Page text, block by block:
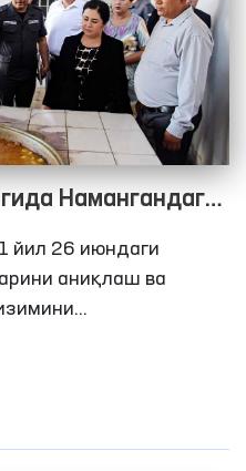
Намангандаги
чекланган
ёпиқ
ўрганилди
йил 26 июндаги
аниқлаш ва
Олий
бўйича вакили